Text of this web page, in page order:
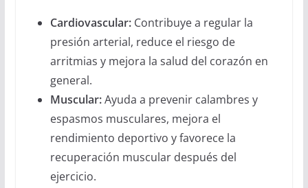
Cardiovascular:Contribuye a regular la
presión arterial, reduce el riesgo de
arritmias y mejora la salud del corazón en
general.
Muscular:Ayuda a prevenir calambres y
espasmos musculares, mejora el
rendimiento deportivo y favorece la
recuperación muscular después del
ejercicio.